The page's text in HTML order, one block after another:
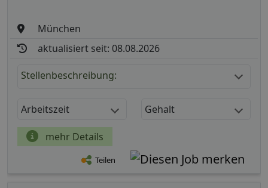
München
aktualisiert seit: 08.08.2026
Stellenbeschreibung:
Arbeitszeit Gehalt
mehr Details
Teilen